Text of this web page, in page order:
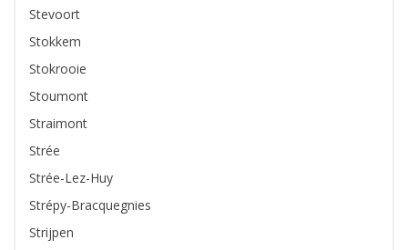
Stevoort
Stokkem
Stokrooie
Stoumont
Straimont
Strée
Strée-Lez-Huy
Strépy-Bracquegnies
Strijpen